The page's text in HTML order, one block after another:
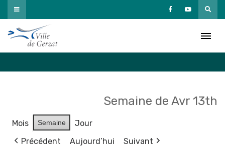
Passer
au
contenu
Semaine de Avr 13th
Mois Semaine
Jour
Précédent
Aujourd’hui Suivant